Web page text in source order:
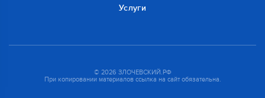
Услуги
© 2026 ЗЛОЧЕВСКИЙ.РФ
При копировании материалов ссылка на сайт обязательна.